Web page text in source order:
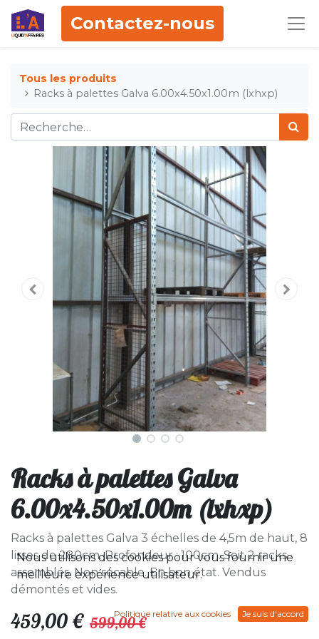
Contactez-nous
Tous les produits
Racks à palettes Galva 6.00x4.50x1.00m (lxhxp)
Racks à palettes Galva
6.00x4.50x1.00m (lxhxp)
Racks à palettes Galva 3 échelles de 4,5m de haut, 8
lisses de 280cm. Profondeur : 100cm. Soit 2 racks
assemblés. Non sécable. En bon état. Vendus
démontés et vides.
459,00 € 599,00€
Nous utilisons des cookies pour vous fournir une
meilleure expérience utilisateur.
Politique relative aux cookies Je suis d'accord